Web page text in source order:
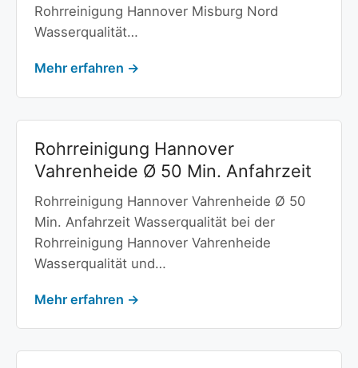
Rohrreinigung Hannover Misburg Nord
Wasserqualität…
Mehr erfahren →
Rohrreinigung Hannover
Vahrenheide Ø 50 Min. Anfahrzeit
Rohrreinigung Hannover Vahrenheide Ø 50
Min. Anfahrzeit Wasserqualität bei der
Rohrreinigung Hannover Vahrenheide
Wasserqualität und…
Mehr erfahren →